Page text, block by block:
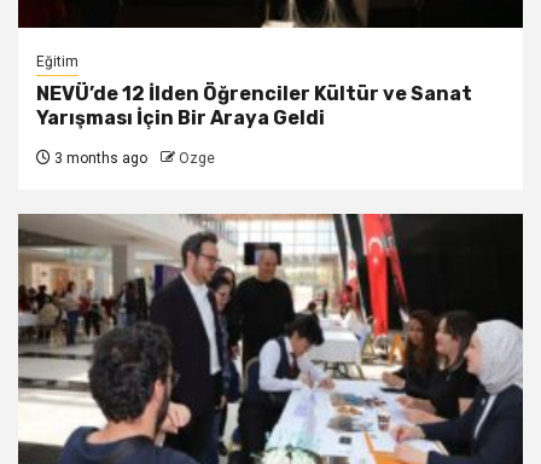
Eğitim
NEVÜ’de 12 İlden Öğrenciler Kültür ve Sanat
Yarışması İçin Bir Araya Geldi
3 months ago Ozge